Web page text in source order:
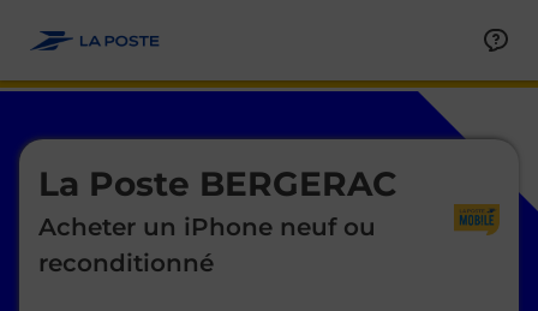
La Poste BERGERAC
Acheter un iPhone neuf ou
reconditionné
Le lien s'ouvre dans un nouvel onglet